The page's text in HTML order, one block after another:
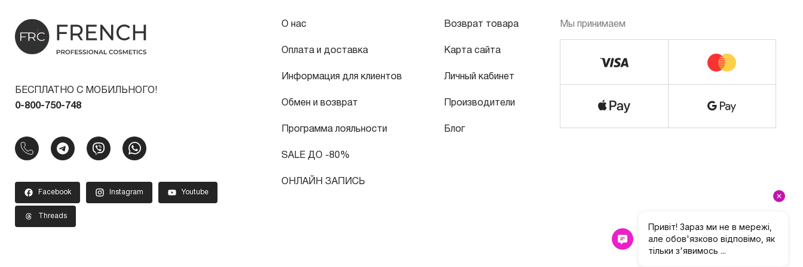
БЕСПЛАТНО С МОБИЛЬНОГО!
0-800-750-748
Facebook Instagram Youtube
Threads
О нас
Оплата и доставка
Информация для клиентов
Обмен и возврат
Программа лояльности
SALE ДО -80%
ОНЛАЙН ЗАПИСЬ
Возврат товара
Карта сайта
Личный кабинет
Производители
Блог
Мы принимаем